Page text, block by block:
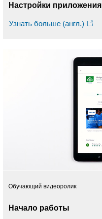
Настройки приложения
Узнать больше (англ.)
Обучающий видеоролик
Начало работы